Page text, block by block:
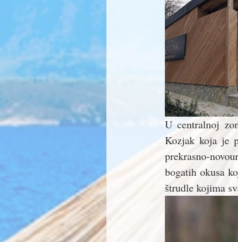
U centralnoj
Kozjak koja je
prekrasno-
bogatih okusa
štrudle kojima